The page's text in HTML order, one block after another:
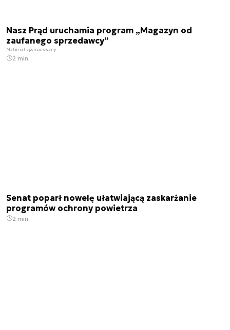
Nasz Prąd uruchamia program „Magazyn od
zaufanego sprzedawcy”
Materiał sponsorowany
2 min.
Senat poparł nowelę ułatwiającą zaskarżanie
programów ochrony powietrza
2 min.